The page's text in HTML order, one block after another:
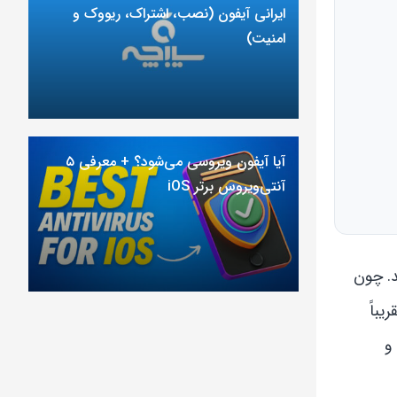
چون
ایرانی آیفون (نصب، اشتراک، ریووک و
امنیت)
آیا آیفون ویروسی می‌شود؟ + معرفی ۵
آنتی‌ویروس برتر iOS